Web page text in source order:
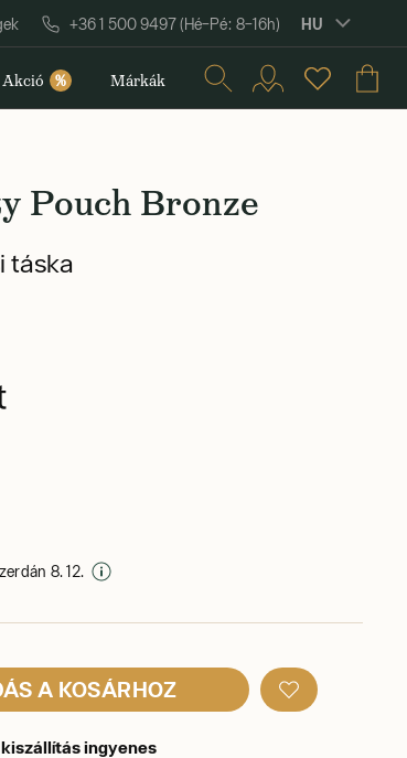
+36 1 500 9497 (Hé–Pé: 8–16h) HU
Akció % Márkák
Pouch Bronze
táska
8. 12.
A KOSÁRHOZ
ingyenes